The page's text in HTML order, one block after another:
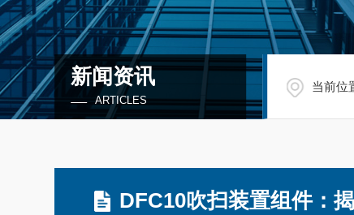
新闻资讯
ARTICLES
当前位
DFC10吹扫装置组件：